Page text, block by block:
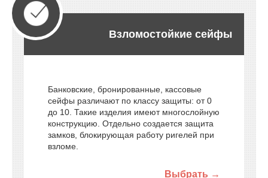
Взломостойкие сейфы
Банковские, бронированные, кассовые
сейфы различают по классу защиты: от 0
до 10. Такие изделия имеют многослойную
конструкцию. Отдельно создается защита
замков, блокирующая работу ригелей при
взломе.
Выбрать →